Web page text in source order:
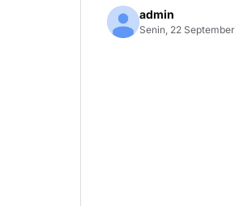
admin
Senin, 22